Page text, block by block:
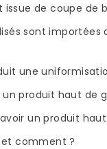
de coupe de
sont
une
un produit haut de
un produit
et comment ?